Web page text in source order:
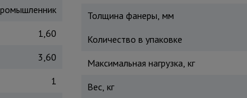
1,60
3,60
1
Толщина фанеры, мм
Количество в упаковке
Максимальная нагрузка, кг
Вес, кг